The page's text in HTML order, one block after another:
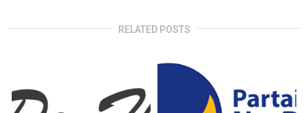
RELATED POSTS